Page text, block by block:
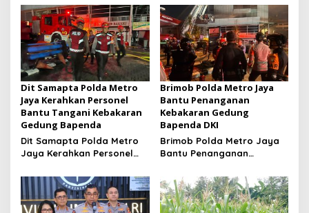
Dit Samapta Polda Metro
Jaya Kerahkan Personel
Bantu Tangani Kebakaran
Gedung Bapenda
Dit Samapta Polda Metro
Jaya Kerahkan Personel
Gedung Bapenda
Brimob Polda Metro Jaya
Bantu Penanganan
Kebakaran Gedung
Bapenda DKI
Brimob Polda Metro Jaya
Bantu Penanganan
Bapenda DKI